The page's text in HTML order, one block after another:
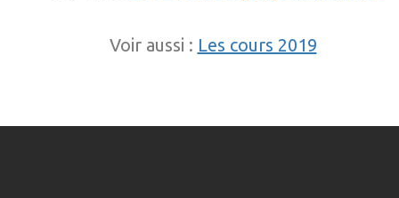
Voir aussi : Les cours 2019